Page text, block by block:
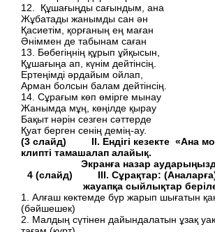
12. Құшағыңды сағындым, ана
Жұбатады жанымды сан ән
Қасиетім, қорғаның ең маған
Әніммен де табынам саған
13. Бөбегіңнің құрып ұйқысын,
Құшағыңа ап, күнім дейтінсің.
Ертеңімді әрдайым ойлап,
Арман болсын балам дейтінсің.
14. Сұрағым көп өмірге мынау
Жанымда мұң, көңілде қырау
Бақыт нәрін сезген сәттерде
Қуат берген сенің демің-ау.
(3 слайд) II. Ендігі кезекте «Ана
клипті тамашалап алайық.
Экранға назар
4 (слайд) III. Сұрақтар:
жауапқа сыйлықтар
1. Алғаш көктемде бүр жарып шығатын
(бәйшешек)
2. Малдың сүтінен дайындалатын ұзақ